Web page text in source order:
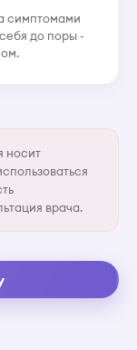
симптомами
до поры -
носит
врача.